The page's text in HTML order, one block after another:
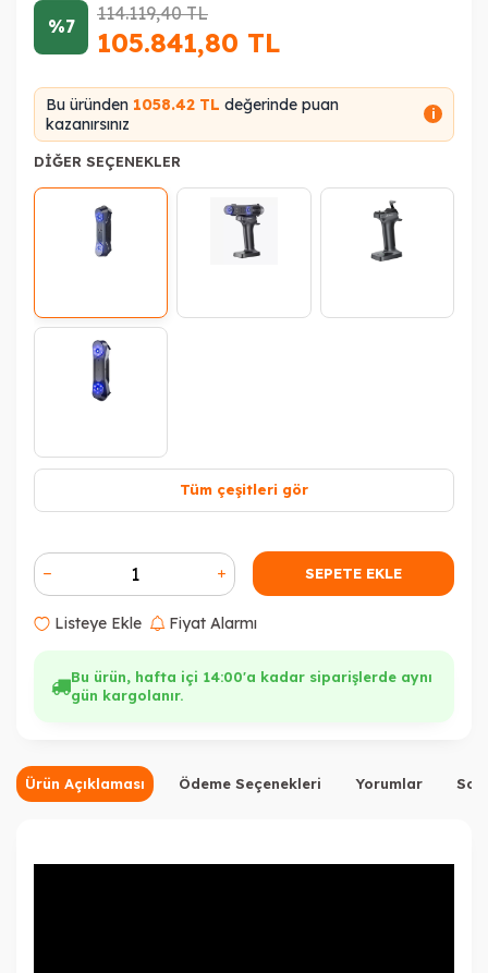
%7
114.119,40TL
105.841,80 TL
Bu üründen 1058.42 TL değerinde puan
kazanırsınız
i
DIĞER SEÇENEKLER
Tüm çeşitleri gör
SEPETE EKLE
Listeye Ekle Fiyat Alarmı
Bu ürün, hafta içi 14:00'a kadar siparişlerde aynı
gün kargolanır.
Ürün Açıklaması Ödeme Seçenekleri Yorumlar